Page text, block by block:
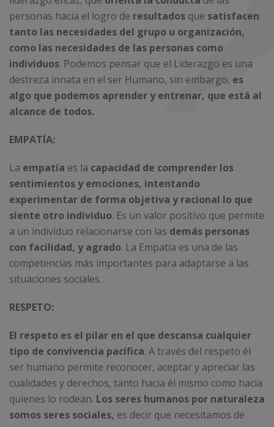
personas hacia el logro de resultados que satisfacen
tanto las necesidades del grupo u organización,
como las necesidades de las personas como
individuos. Podemos pensar que el Liderazgo es una
destreza innata en el ser Humano, sin embargo, es
algo que podemos aprender y entrenar, que está al
alcance de todos.
EMPATÍA:
La empatía es la capacidad de comprender los
sentimientos y emociones, intentando
experimentar de forma objetiva y racional lo que
siente otro individuo. Es un valor positivo que permite
a un individuo relacionarse con las demás personas
con facilidad, y agrado. La Empatía es una de las
competencias más importantes para adaptarse a las
situaciones sociales.
RESPETO:
El respeto es el pilar en el que descansa cualquier
tipo de convivencia pacífica. A través del respeto él
ser humano permite reconocer, aceptar y apreciar las
cualidades y derechos, tanto hacia él mismo como hacia
quienes lo rodean. Los seres humanos por naturaleza
somos seres sociales, es decir que necesitamos de